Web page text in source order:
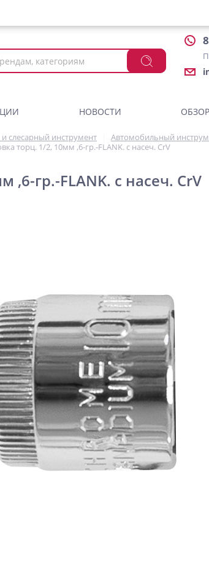
НОВОСТИ
слесарный инструмент
Автомобильный
торц. 1/2, 10мм ,6-гр.-FLANK. с насеч. CrV
,6-гр.-FLANK. с насеч. CrV